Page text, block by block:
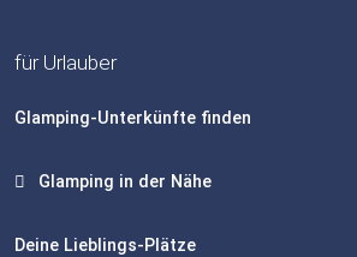
für Urlauber
Glamping-Unterkünfte finden
Glamping in der Nähe
Deine Lieblings-Plätze